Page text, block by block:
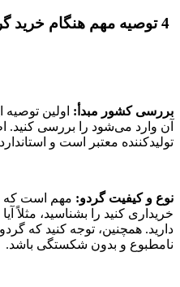
بررسی کشور مبدأ: اولین
آن وارد می‌شود را بررسی کنید.
تولیدکننده معتبر است و
نوع و کیفیت گردو: مهم است که
خریداری کنید را بشناسید، مثلاً
دارید. همچنین، توجه کنید که
نامطبوع و بدون شکستگی باشد.